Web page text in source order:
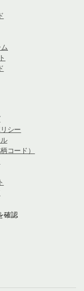
シー
コード）
確認